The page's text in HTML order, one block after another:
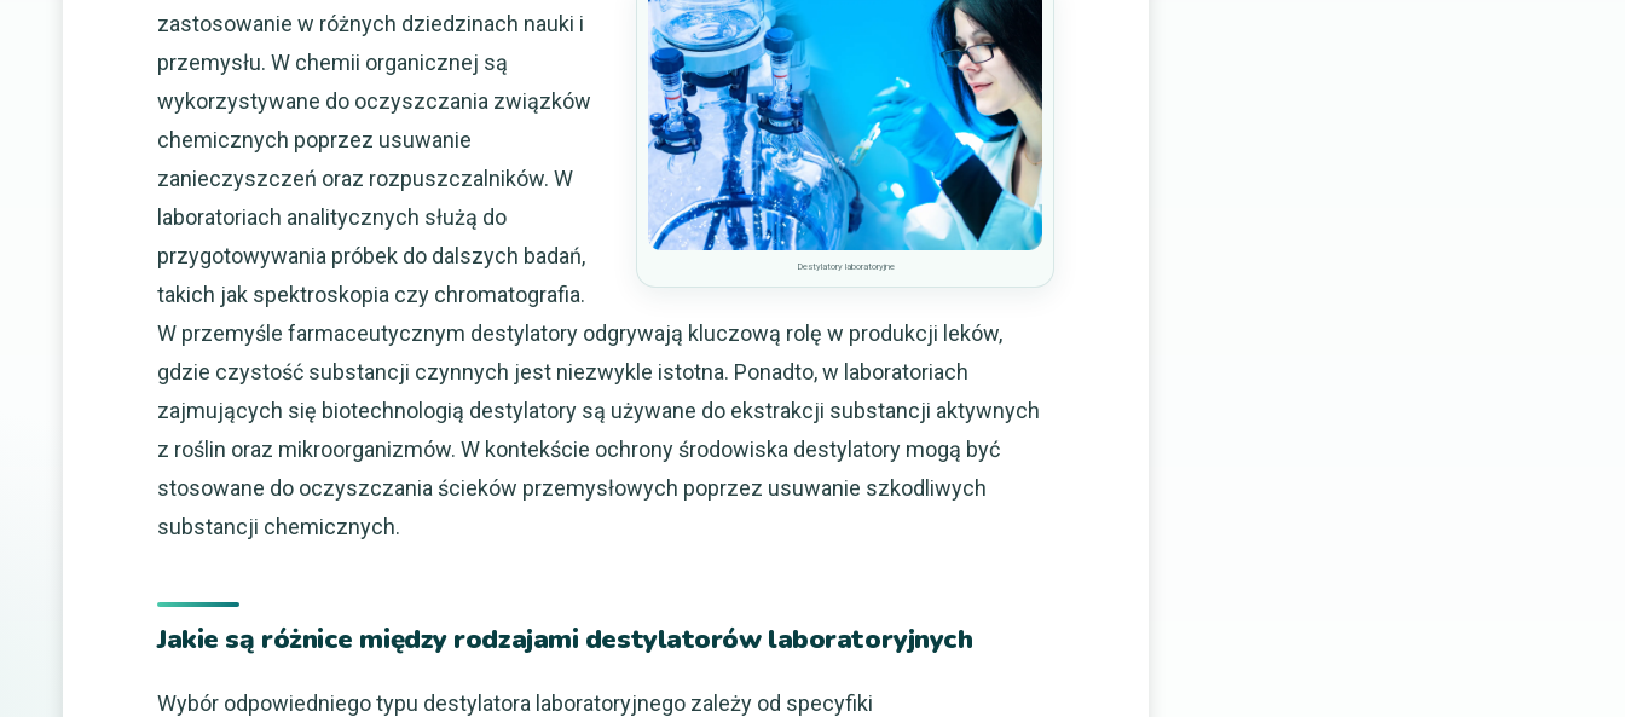
Destylatory laboratoryjne
zastosowanie w różnych dziedzinach nauki i
przemysłu. W chemii organicznej są
wykorzystywane do oczyszczania związków
chemicznych poprzez usuwanie
zanieczyszczeń oraz rozpuszczalników. W
laboratoriach analitycznych służą do
przygotowywania próbek do dalszych badań,
takich jak spektroskopia czy chromatografia.
W przemyśle farmaceutycznym destylatory odgrywają kluczową rolę w produkcji leków,
gdzie czystość substancji czynnych jest niezwykle istotna. Ponadto, w laboratoriach
zajmujących się biotechnologią destylatory są używane do ekstrakcji substancji aktywnych
z roślin oraz mikroorganizmów. W kontekście ochrony środowiska destylatory mogą być
stosowane do oczyszczania ścieków przemysłowych poprzez usuwanie szkodliwych
substancji chemicznych.
Jakie są różnice między rodzajami destylatorów laboratoryjnych
Wybór odpowiedniego typu destylatora laboratoryjnego zależy od specyfiki